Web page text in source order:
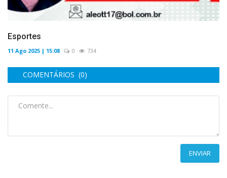
Esportes
11 Ago 2025 | 15:08 0 734
COMENTÁRIOS (0)
ENVIAR